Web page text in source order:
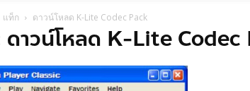
แท็ก ดาวน์โหลด K-Lite Codec Pack
ดาวน์โหลด K-Lite Codec